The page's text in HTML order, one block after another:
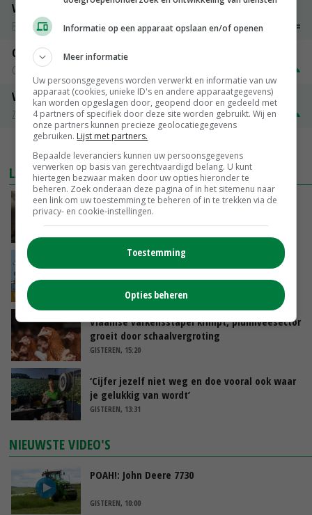
Vleeskuikens 2001-2600 gr
Barneveld
€ 1,09~ € 1,11
Gerst
Groningen
Volle melkpoeder
Zuivel NL
€ 345,00 € 20,00
LAATSTE NIEUWS
‘Samenwerking A-ware en Amalthea gaat
zorgen voor meer balans’
Internationale vraag naar geitenzuivel blijft
GISTEREN, 15:33
Vlaamse varkensstapel krimpt, pluimveesector
groeit door schaalvergroting
GISTEREN, 15:20
‘Cijfer jezelf niet weg en doe vooral ook waar
je gelukkig van wordt’
GISTEREN, 13:31
NIEUWSTE VIDEO'S
POAH!: John Deere 7730
GISTEREN, 10:00
Informatie op een apparaat opslaan en/of openen
Meer informatie
Uw persoonsgegevens worden verwerkt en informatie van uw
apparaat (cookies, unieke ID's en andere apparaatgegevens)
kan worden opgeslagen door, geopend door en gedeeld met
4 partners of specifiek door deze site worden gebruikt. Wij en
onze partners kunnen precieze geolocatiegegevens
gebruiken. Lijst met partners.
Bepaalde leveranciers kunnen uw persoonsgegevens
verwerken op basis van gerechtvaardigd belang. U kunt
hiertegen bezwaar maken door uw opties hieronder te
beheren. Zoek onderaan deze pagina of in het sitemenu naar
een link om uw toestemming te beheren of in te trekken via de
privacy- en cookie-instellingen.
Toestemming
Opties beheren